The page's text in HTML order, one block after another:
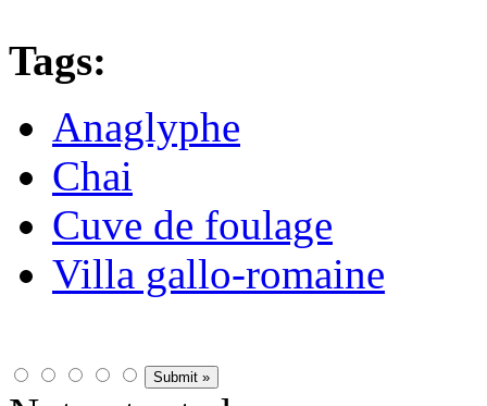
Tags:
Anaglyphe
Chai
Cuve de foulage
Villa gallo-romaine